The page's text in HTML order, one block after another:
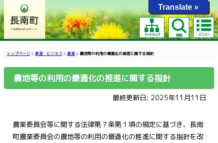
サイトマップ 検索 メニュー
トップページ > 産業・ビジネス > 農業 > 農地等の利用の最適化の推進に関する指針
農地等の利用の最適化の推進に関する指針
最終更新日: 2025年11月11日
農業委員会等に関する法律第７条第１項の規定に基づき、長南
町農業委員会の農地等の利用の最適化の推進に関する指針を改
Translate »